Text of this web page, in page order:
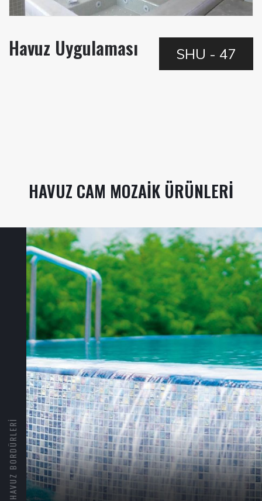
Havuz Uygulaması SHU - 47
HAVUZ CAM MOZAIK ÜRÜNLERI
HAVUZ BORDÜRLERI